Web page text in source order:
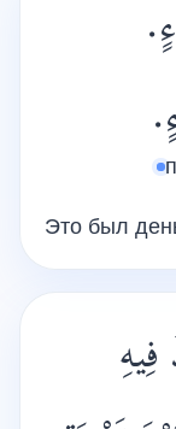
Это был